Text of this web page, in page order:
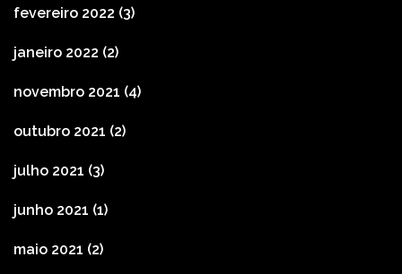
fevereiro 2022 (3)
janeiro 2022 (2)
novembro 2021 (4)
outubro 2021 (2)
julho 2021 (3)
junho 2021 (1)
maio 2021 (2)